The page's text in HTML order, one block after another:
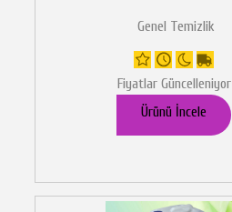
Genel Temizlik
Fiyatlar Güncelleniyor
Ürünü İncele